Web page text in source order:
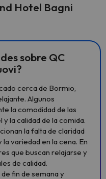
Hotel Bagni
sobre QC
cerca de Bormio,
Algunos
la comodidad de las
la calidad de la comida.
la falta de claridad
variedad en la cena. En
que buscan relajarse y
de calidad.
fin de semana y